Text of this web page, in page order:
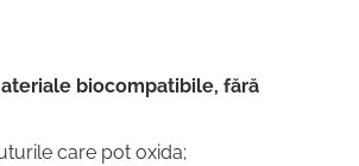
biocompatibile, fără
care pot oxida;